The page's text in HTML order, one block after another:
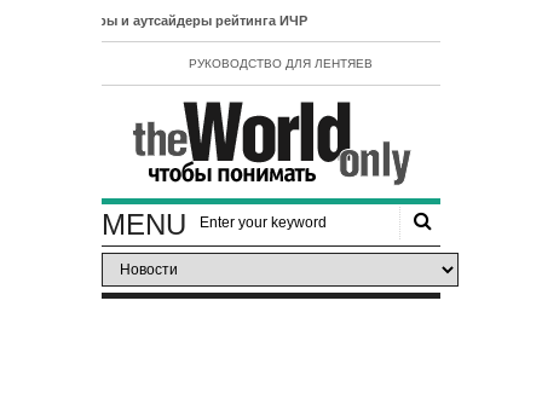
Лидеры и аутсайдеры рейтинга ИЧР
РУКОВОДСТВО ДЛЯ ЛЕНТЯЕВ
MENU